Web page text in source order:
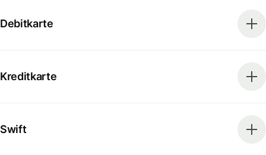
Debitkarte
Kreditkarte
Swift